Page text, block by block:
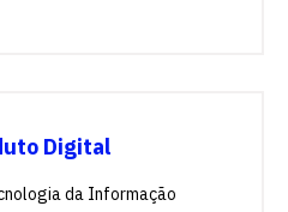
Digital
da Informação